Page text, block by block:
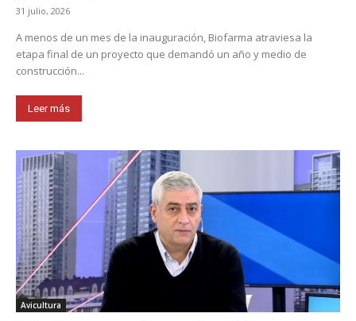
31 julio, 2026
A menos de un mes de la inauguración, Biofarma atraviesa la
etapa final de un proyecto que demandó un año y medio de
construcción...
Leer más
Avicultura